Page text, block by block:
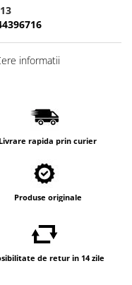
informatii
Livrare rapida prin curier
Produse originale
de retur in 14 zile